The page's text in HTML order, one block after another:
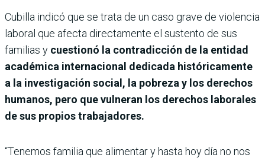
Cubilla indicó que se trata de un caso grave de violencia
laboral que afecta directamente el sustento de sus
familias y cuestionó la contradicción de la entidad
académica internacional dedicada históricamente
a la investigación social, la pobreza y los derechos
humanos, pero que vulneran los derechos laborales
de sus propios trabajadores.
“Tenemos familia que alimentar y hasta hoy día no nos